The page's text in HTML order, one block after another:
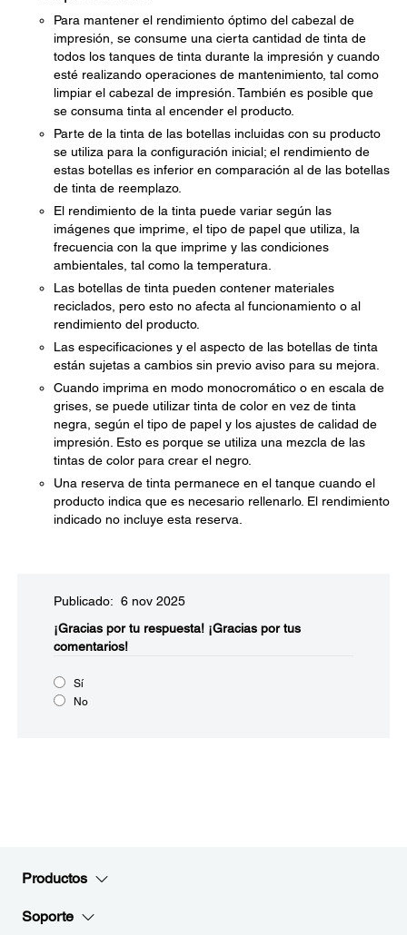
Para mantener el rendimiento óptimo del cabezal de
impresión, se consume una cierta cantidad de tinta de
todos los tanques de tinta durante la impresión y cuando
esté realizando operaciones de mantenimiento, tal como
limpiar el cabezal de impresión. También es posible que
se consuma tinta al encender el producto.
Parte de la tinta de las botellas incluidas con su producto
se utiliza para la configuración inicial; el rendimiento de
estas botellas es inferior en comparación al de las botellas
de tinta de reemplazo.
El rendimiento de la tinta puede variar según las
imágenes que imprime, el tipo de papel que utiliza, la
frecuencia con la que imprime y las condiciones
ambientales, tal como la temperatura.
Las botellas de tinta pueden contener materiales
reciclados, pero esto no afecta al funcionamiento o al
rendimiento del producto.
Las especificaciones y el aspecto de las botellas de tinta
están sujetas a cambios sin previo aviso para su mejora.
Cuando imprima en modo monocromático o en escala de
grises, se puede utilizar tinta de color en vez de tinta
negra, según el tipo de papel y los ajustes de calidad de
impresión. Esto es porque se utiliza una mezcla de las
tintas de color para crear el negro.
Una reserva de tinta permanece en el tanque cuando el
producto indica que es necesario rellenarlo. El rendimiento
indicado no incluye esta reserva.
Publicado: 6 nov 2025
¡Gracias por tu respuesta! ¡Gracias por tus
comentarios!
Sí
No
Productos
Soporte